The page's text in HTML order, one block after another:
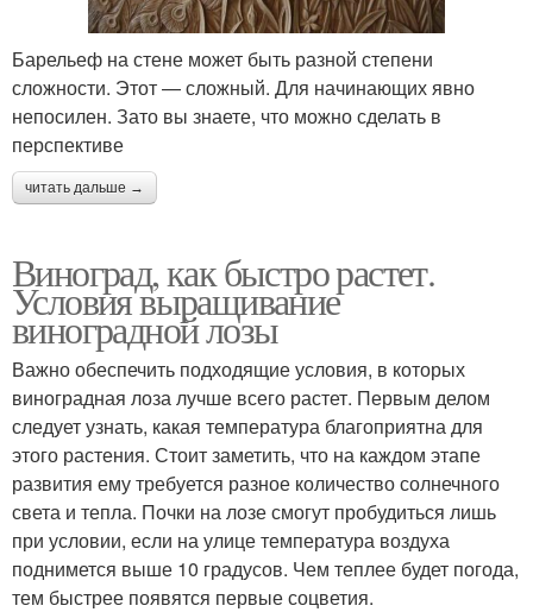
Барельеф на стене может быть разной степени
сложности. Этот — сложный. Для начинающих явно
непосилен. Зато вы знаете, что можно сделать в
перспективе
читать дальше →
Виноград, как быстро растет.
Условия выращивание
виноградной лозы
Важно обеспечить подходящие условия, в которых
виноградная лоза лучше всего растет. Первым делом
следует узнать, какая температура благоприятна для
этого растения. Стоит заметить, что на каждом этапе
развития ему требуется разное количество солнечного
света и тепла. Почки на лозе смогут пробудиться лишь
при условии, если на улице температура воздуха
поднимется выше 10 градусов. Чем теплее будет погода,
тем быстрее появятся первые соцветия.